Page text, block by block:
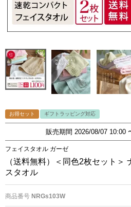
お得セット ギフトラッピング対応
販売期間 2026/08/07 10:00
フェイスタオル ガーゼ
（送料無料）＜同色2枚セット＞
スタオル
商品番号 NRGs103W